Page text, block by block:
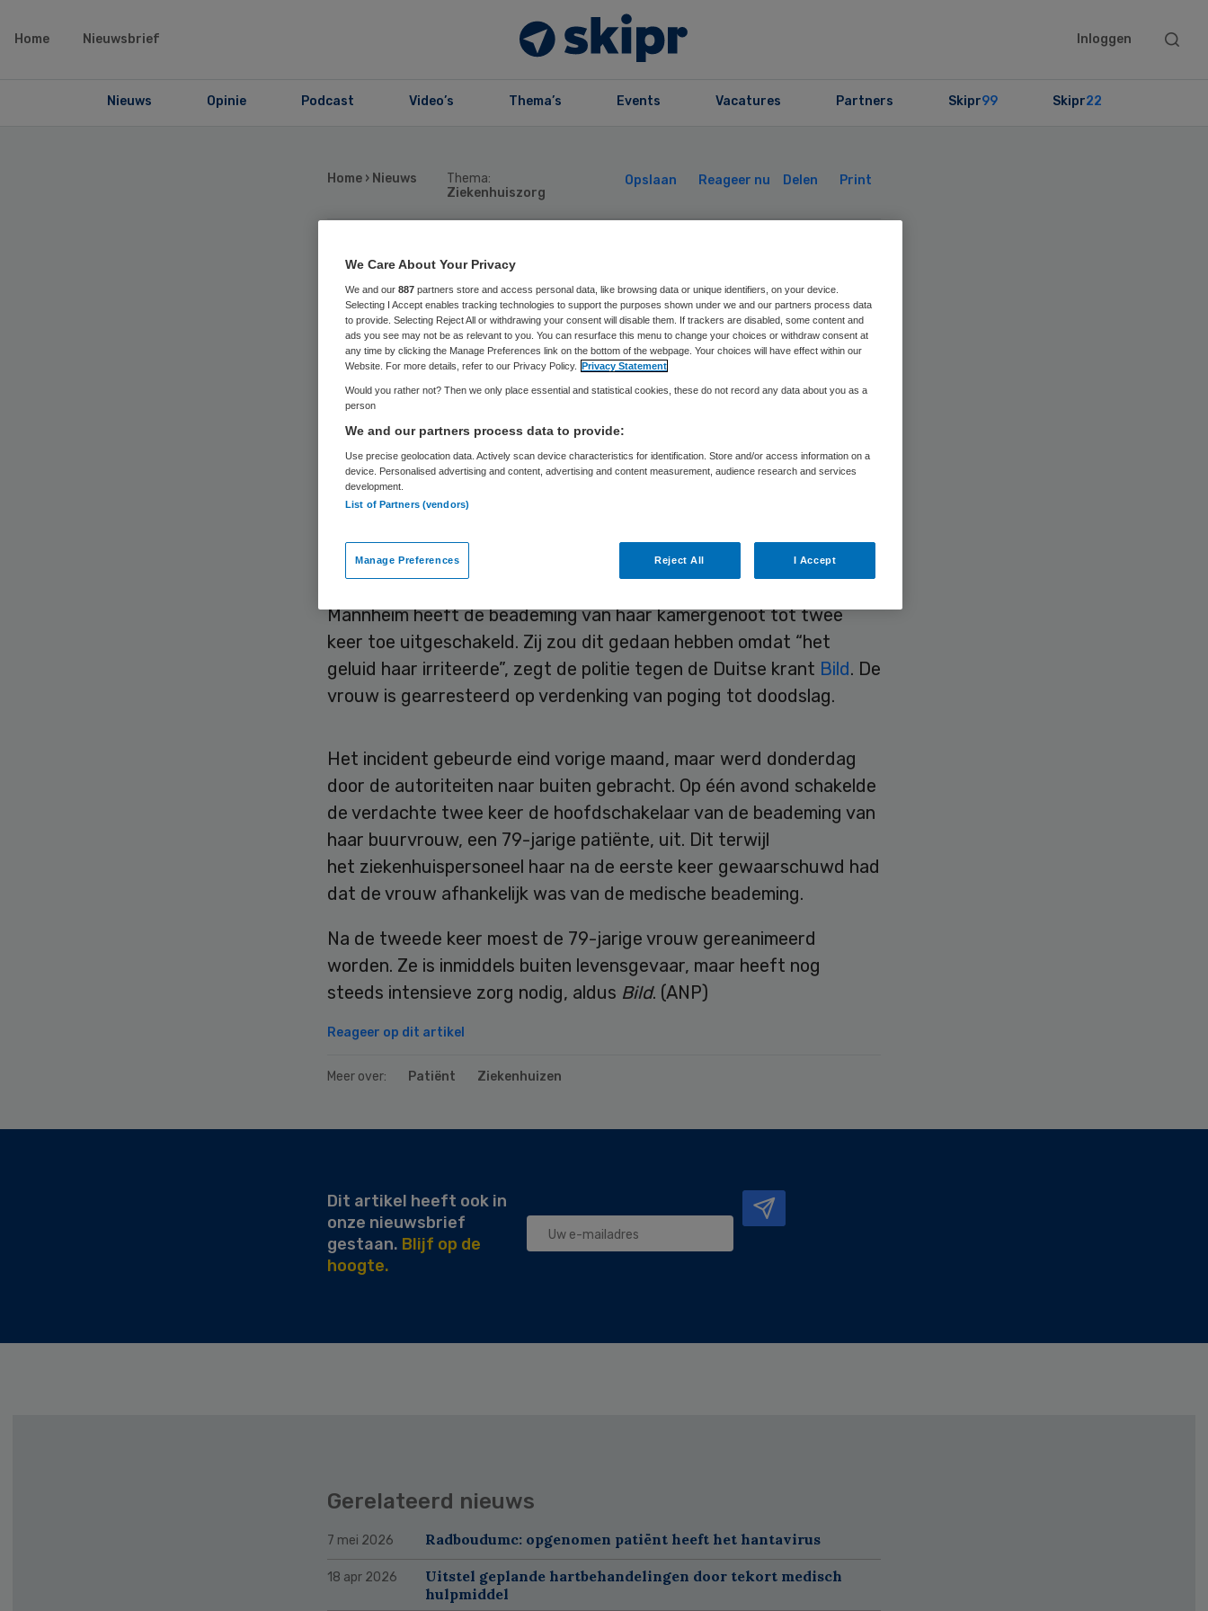
Home Nieuwsbrief Inloggen
Search
Nieuws Opinie Podcast Video’s Thema’s Events Vacatures Partners Skipr99 Skipr22
Home › Nieuws
Thema:
Ziekenhuiszorg
Opslaan Reageer nu Delen Print
Patiënte in Duits
ziekenhuis haalt
vrouw van beademing
om ‘irritant geluid’
Mannheim heeft de beademing van haar kamergenoot tot twee
keer toe uitgeschakeld. Zij zou dit gedaan hebben omdat “het
geluid haar irriteerde”, zegt de politie tegen de Duitse krant Bild. De
vrouw is gearresteerd op verdenking van poging tot doodslag.
Het incident gebeurde eind vorige maand, maar werd donderdag
door de autoriteiten naar buiten gebracht. Op één avond schakelde
de verdachte twee keer de hoofdschakelaar van de beademing van
haar buurvrouw, een 79-jarige patiënte, uit. Dit terwijl
het ziekenhuispersoneel haar na de eerste keer gewaarschuwd had
dat de vrouw afhankelijk was van de medische beademing.
Na de tweede keer moest de 79-jarige vrouw gereanimeerd
worden. Ze is inmiddels buiten levensgevaar, maar heeft nog
steeds intensieve zorg nodig, aldus Bild. (ANP)
Reageer op dit artikel
Meer over: Patiënt Ziekenhuizen
Dit artikel heeft ook in
onze nieuwsbrief
gestaan. Blijf op de
hoogte.
Gerelateerd nieuws
7 mei 2026 Radboudumc: opgenomen patiënt heeft het hantavirus
18 apr 2026
Uitstel geplande hartbehandelingen door tekort medisch
hulpmiddel
We Care About Your Privacy
We and our 887 partners store and access personal data, like browsing data or unique identifiers, on your device.
Selecting I Accept enables tracking technologies to support the purposes shown under we and our partners process data
to provide. Selecting Reject All or withdrawing your consent will disable them. If trackers are disabled, some content and
ads you see may not be as relevant to you. You can resurface this menu to change your choices or withdraw consent at
any time by clicking the Manage Preferences link on the bottom of the webpage. Your choices will have effect within our
Website. For more details, refer to our Privacy Policy. Privacy Statement
Would you rather not? Then we only place essential and statistical cookies, these do not record any data about you as a
person
We and our partners process data to provide:
Use precise geolocation data. Actively scan device characteristics for identification. Store and/or access information on a
device. Personalised advertising and content, advertising and content measurement, audience research and services
development.
List of Partners (vendors)
Manage Preferences Reject All I Accept